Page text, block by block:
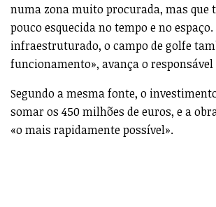
numa zona muito procurada, mas que
pouco esquecida no tempo e no
infraestruturado, o campo de golfe
funcio­namento», avança o responsável
Segundo a mesma fonte, o
somar os 450 milhões de euros, e a
«o mais rapidamente possível».